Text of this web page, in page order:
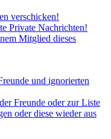
verschicken!
Private Nachrichten!
Mitglied dieses
und ignorierten
Freunde oder zur Liste
oder diese wieder aus